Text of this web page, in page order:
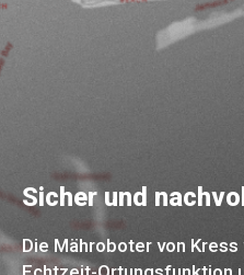
Sicher und
Die Mähroboter von